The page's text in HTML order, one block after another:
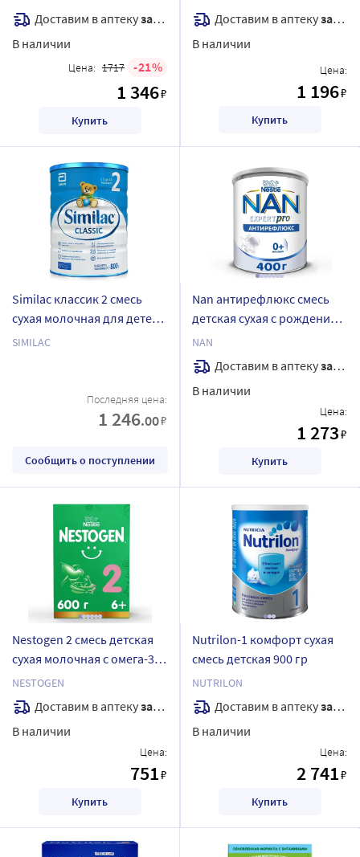
Доставим в аптекузавтра
В наличии
Цена: 1717 21
1 346₽
Купить
диетического лечебного
питания с нейтральным
вкусом 320 гр
Доставим в аптекузавтра
В наличии
Цена:
1 196₽
Купить
Similac классик 2 смесь
сухая молочная для детей
от 6 до 12 мес 800 гр
SIMILAC
Последняя цена:
1 246.00₽
Сообщить о поступлении
Nan антирефлюкс смесь
детская сухая с рождения
400 гр
NAN
Доставим в аптекузавтра
В наличии
Цена:
1 273₽
Купить
Nestogen 2 смесь детская
сухая молочная с омега-3
пнжк и лактобактериями
600 гр
NESTOGEN
Доставим в аптекузавтра
В наличии
Цена:
751₽
Купить
Nutrilon-1 комфорт сухая
смесь детская 900 гр
NUTRILON
Доставим в аптекузавтра
В наличии
Цена:
2 741₽
Купить